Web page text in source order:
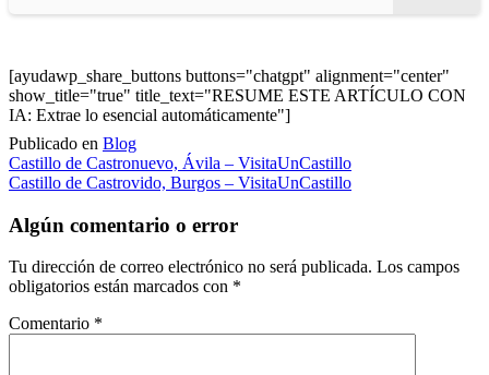
[ayudawp_share_buttons buttons="chatgpt" alignment="center"
show_title="true" title_text="RESUME ESTE ARTÍCULO CON
IA: Extrae lo esencial automáticamente"]
Publicado en Blog
Navegación
de
entradas
Castillo de Castronuevo, Ávila – VisitaUnCastillo
Castillo de Castrovido, Burgos – VisitaUnCastillo
Algún comentario o error
Tu dirección de correo electrónico no será publicada. Los campos
obligatorios están marcados con *
Comentario *